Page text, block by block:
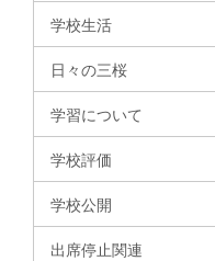
学校生活
日々の三桜
学習について
学校評価
学校公開
出席停止関連